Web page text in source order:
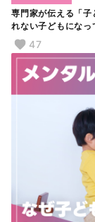
専門家が伝える「
れない子どもになっ
47